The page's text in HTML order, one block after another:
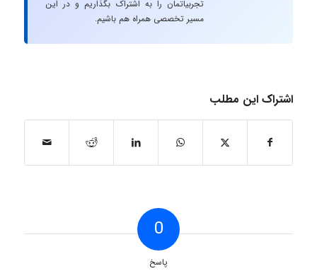
تجربیاتمان را به اشتراک بگذاریم و در این
مسیر تخصصی همراه هم باشیم.
اشتراک این مطلب
0
پاسخ